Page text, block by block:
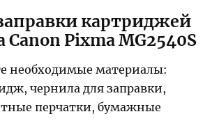
картриджей
Pixma MG2540S
необходимые материалы:
чернила для заправки,
перчатки, бумажные